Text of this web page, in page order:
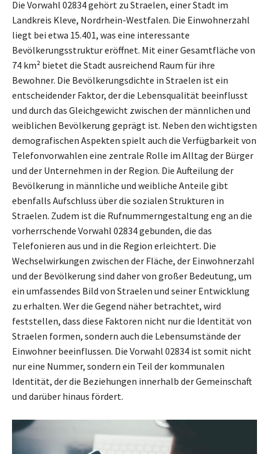
Die Vorwahl 02834 gehört zu Straelen, einer Stadt im
Landkreis Kleve, Nordrhein-Westfalen. Die Einwohnerzahl
liegt bei etwa 15.401, was eine interessante
Bevölkerungsstruktur eröffnet. Mit einer Gesamtfläche von
74 km² bietet die Stadt ausreichend Raum für ihre
Bewohner. Die Bevölkerungsdichte in Straelen ist ein
entscheidender Faktor, der die Lebensqualität beeinflusst
und durch das Gleichgewicht zwischen der männlichen und
weiblichen Bevölkerung geprägt ist. Neben den wichtigsten
demografischen Aspekten spielt auch die Verfügbarkeit von
Telefonvorwahlen eine zentrale Rolle im Alltag der Bürger
und der Unternehmen in der Region. Die Aufteilung der
Bevölkerung in männliche und weibliche Anteile gibt
ebenfalls Aufschluss über die sozialen Strukturen in
Straelen. Zudem ist die Rufnummerngestaltung eng an die
vorherrschende Vorwahl 02834 gebunden, die das
Telefonieren aus und in die Region erleichtert. Die
Wechselwirkungen zwischen der Fläche, der Einwohnerzahl
und der Bevölkerung sind daher von großer Bedeutung, um
ein umfassendes Bild von Straelen und seiner Entwicklung
zu erhalten. Wer die Gegend näher betrachtet, wird
feststellen, dass diese Faktoren nicht nur die Identität von
Straelen formen, sondern auch die Lebensumstände der
Einwohner beeinflussen. Die Vorwahl 02834 ist somit nicht
nur eine Nummer, sondern ein Teil der kommunalen
Identität, der die Beziehungen innerhalb der Gemeinschaft
und darüber hinaus fördert.